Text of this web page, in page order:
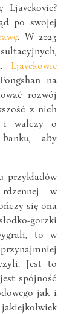
po swojej
. W 2023
Ljavekowie
na
rozwój
z nich
i walczy o
aby
w
się ona
gorzki
to w
Jest to
spójność
jak i